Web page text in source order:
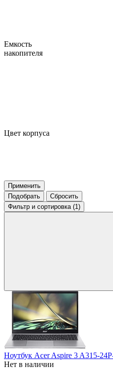
Емкость
накопителя
Цвет корпуса
Применить
Подобрать
Сбросить
Фильтр и сортировка (1)
Ноутбук Acer Aspire 3 A315-
Нет в наличии